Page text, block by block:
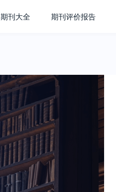
期刊大全 期刊评价报告